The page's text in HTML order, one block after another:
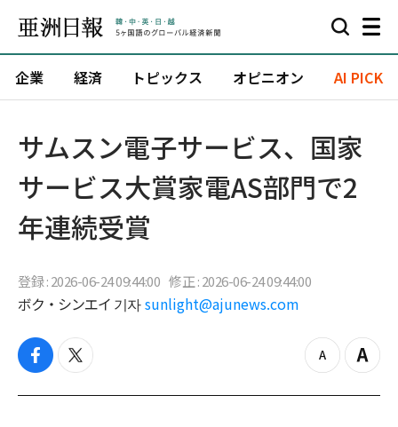
企業 経済 トピックス オピニオン AI PICK
サムスン電子サービス、国家
サービス大賞家電AS部門で2
年連続受賞
登録 : 2026-06-24 09:44:00 修正 : 2026-06-24 09:44:00
ボク・シンエイ 기자 sunlight@ajunews.com
f
c
t
i
z
o
Z
o